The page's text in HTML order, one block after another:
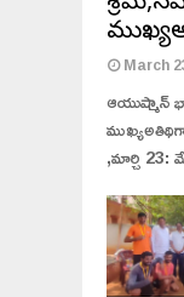
March
ఆయుష్మాన్
,మార్చి 23: